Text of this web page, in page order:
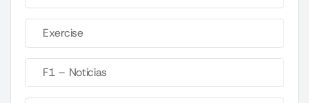
Exercise
F1 – Noticias